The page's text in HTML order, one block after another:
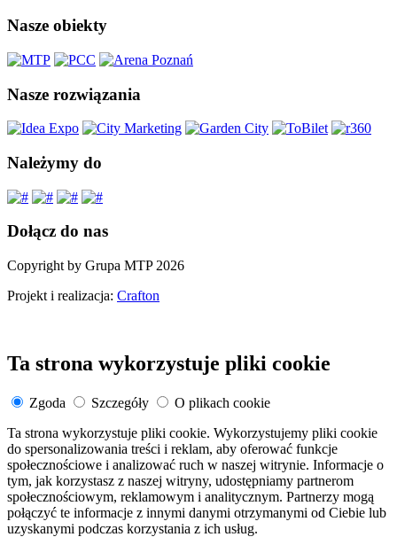
Nasze obiekty
Nasze rozwiązania
Należymy do
Dołącz do nas
Copyright by Grupa MTP 2026
Projekt i realizacja: Crafton
Ta strona wykorzystuje pliki cookie
Zgoda Szczegóły
O plikach cookie
Ta strona wykorzystuje pliki cookie. Wykorzystujemy pliki cookie
do spersonalizowania treści i reklam, aby oferować funkcje
społecznościowe i analizować ruch w naszej witrynie. Informacje o
tym, jak korzystasz z naszej witryny, udostępniamy partnerom
społecznościowym, reklamowym i analitycznym. Partnerzy mogą
połączyć te informacje z innymi danymi otrzymanymi od Ciebie lub
uzyskanymi podczas korzystania z ich usług.